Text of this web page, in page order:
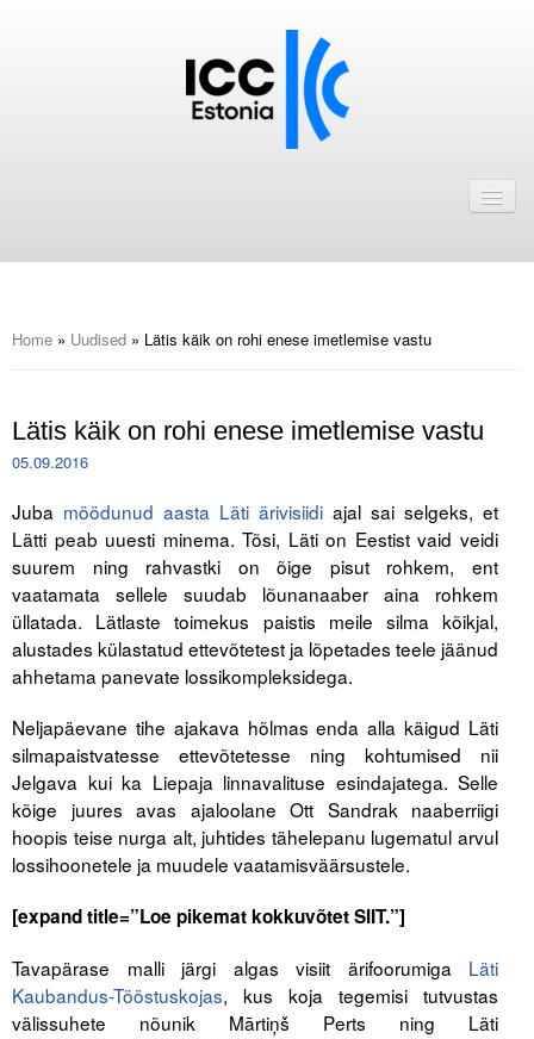
ICC Eesti liikmebaas
Astu ICC Eesti liikmeks!
ICC Eesti
Tegevused
Publikatsioonid
Arvamus
Viidad
ICC WBO
ICC komisjonid
Juhendid ja väljaanded
Videod
Home » Uudised » Lätis käik on rohi enese imetlemise vastu
Lätis käik on rohi enese imetlemise vastu
05.09.2016
Juba möödunud aasta Läti ärivisiidi ajal sai selgeks, et
Lätti peab uuesti minema. Tõsi, Läti on Eestist vaid veidi
suurem ning rahvastki on õige pisut rohkem, ent
vaatamata sellele suudab lõunanaaber aina rohkem
üllatada. Lätlaste toimekus paistis meile silma kõikjal,
alustades külastatud ettevõtetest ja lõpetades teele jäänud
ahhetama panevate lossikompleksidega.
Neljapäevane tihe ajakava hõlmas enda alla käigud Läti
silmapaistvatesse ettevõtetesse ning kohtumised nii
Jelgava kui ka Liepaja linnavalituse esindajatega. Selle
kõige juures avas ajaloolane Ott Sandrak naaberriigi
hoopis teise nurga alt, juhtides tähelepanu lugematul arvul
lossihoonetele ja muudele vaatamisväärsustele.
[expand title=”Loe pikemat kokkuvõtet SIIT.”]
Tavapärase malli järgi algas visiit ärifoorumiga Läti
Kaubandus-Tööstuskojas, kus koja tegemisi tutvustas
välissuhete nõunik Mārtiņš Perts ning Läti